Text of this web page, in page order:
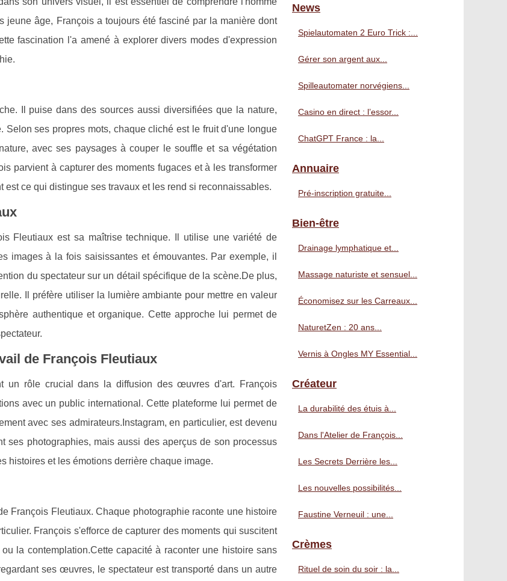
âge, François a toujours été fasciné par la manière dont
fascination l'a amené à explorer divers modes d'expression
Il puise dans des sources aussi diversifiées que la nature,
Selon ses propres mots, chaque cliché est le fruit d'une longue
avec ses paysages à couper le souffle et sa végétation
parvient à capturer des moments fugaces et à les transformer
ce qui distingue ses travaux et les rend si reconnaissables.
Fleutiaux est sa maîtrise technique. Il utilise une variété de
images à la fois saisissantes et émouvantes. Par exemple, il
du spectateur sur un détail spécifique de la scène.De plus,
Il préfère utiliser la lumière ambiante pour mettre en valeur
authentique et organique. Cette approche lui permet de
de François Fleutiaux
un rôle crucial dans la diffusion des œuvres d'art. François
avec un public international. Cette plateforme lui permet de
avec ses admirateurs.Instagram, en particulier, est devenu
ses photographies, mais aussi des aperçus de son processus
histoires et les émotions derrière chaque image.
François Fleutiaux. Chaque photographie raconte une histoire
François s'efforce de capturer des moments qui suscitent
la contemplation.Cette capacité à raconter une histoire sans
ses œuvres, le spectateur est transporté dans un autre
News
Spielautomaten 2 Euro Trick :...
Gérer son argent aux...
Spilleautomater norvégiens...
Casino en direct : l’essor...
ChatGPT France : la...
Annuaire
Pré‑inscription gratuite...
Bien-être
Drainage lymphatique et...
Massage naturiste et sensuel...
Économisez sur les Carreaux...
NaturetZen : 20 ans...
Vernis à Ongles MY Essential...
Créateur
La durabilité des étuis à...
Dans l'Atelier de François...
Les Secrets Derrière les...
Les nouvelles possibilités...
Faustine Verneuil : une...
Crèmes
Rituel de soin du soir : la...